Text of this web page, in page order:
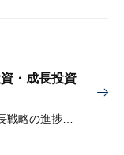
・成長投資